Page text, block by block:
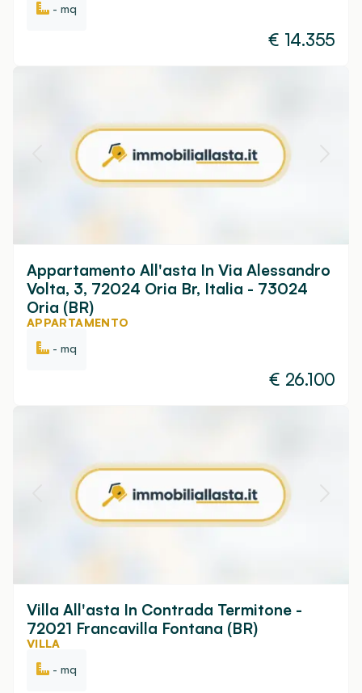
- mq
€ 14.355
Appartamento All'asta In Via Alessandro
Volta, 3, 72024 Oria Br, Italia - 73024
Oria (BR)
APPARTAMENTO
- mq
€ 26.100
Villa All'asta In Contrada Termitone -
72021 Francavilla Fontana (BR)
VILLA
- mq